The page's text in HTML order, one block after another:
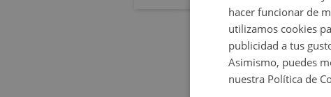
hacer funcionar de
utilizamos cookies
publicidad a tus
Asimismo, puedes
nuestra Política de